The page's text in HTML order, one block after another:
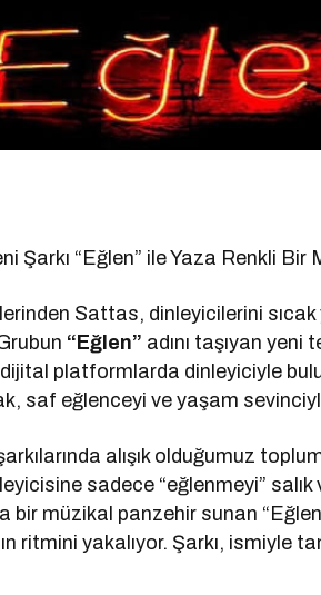
Şarkı “Eğlen” ile Yaza Renkli Bir
Sattas, dinleyicilerini
“Eğlen” adını taşıyan
platformlarda dinleyiciyle
saf eğlenceyi ve yaşam
alışık olduğumuz
sadece “eğlenmeyi”
bir müzikal panzehir sunan
ritmini yakalıyor. Şarkı, ismiyle